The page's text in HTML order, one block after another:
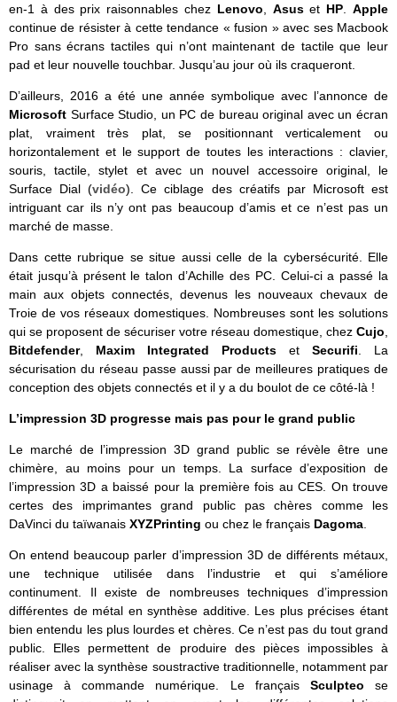
en-1 à des prix raisonnables chez Lenovo Asuset HP .Apple
continue de résister à cette tendance « fusion » avec ses Macbook
Pro sans écrans tactiles qui n’ont maintenant de tactile que leur
pad et leur nouvelle touchbar. Jusqu’au jour où ils craqueront.
D’ailleurs, 2016 a été une année symbolique avec l’annonce de
Microsoft Surface Studio, un PC de bureau original avec un écran
plat, vraiment très plat, se positionnant verticalement ou
horizontalement et le support de toutes les interactions : clavier,
souris, tactile, stylet et avec un nouvel accessoire original, le
Surface Dial (vidéo). Ce ciblage des créatifs par Microsoft est
intriguant car ils n’y ont pas beaucoup d’amis et ce n’est pas un
marché de masse.
Dans cette rubrique se situe aussi celle de la cybersécurité. Elle
était jusqu’à présent le talon d’Achille des PC. Celui-ci a passé la
main aux objets connectés, devenus les nouveaux chevaux de
Troie de vos réseaux domestiques. Nombreuses sont les solutions
qui se proposent de sécuriser votre réseau domestique, chez Cujo,
Bitdefender, Maxim Integrated Products et Securifi. La
sécurisation du réseau passe aussi par de meilleures pratiques de
conception des objets connectés et il y a du boulot de ce côté-là !
L’impression 3D progresse mais pas pour le grand public
Le marché de l’impression 3D grand public se révèle être une
chimère, au moins pour un temps. La surface d’exposition de
l’impression 3D a baissé pour la première fois au CES. On trouve
certes des imprimantes grand public pas chères comme les
DaVinci du taïwanais XYZPrinting ou chez le français Dagoma.
On entend beaucoup parler d’impression 3D de différents métaux,
une technique utilisée dans l’industrie et qui s’améliore
continument. Il existe de nombreuses techniques d’impression
différentes de métal en synthèse additive. Les plus précises étant
bien entendu les plus lourdes et chères. Ce n’est pas du tout grand
public. Elles permettent de produire des pièces impossibles à
réaliser avec la synthèse soustractive traditionnelle, notamment par
usinage à commande numérique. Le français Sculpteose